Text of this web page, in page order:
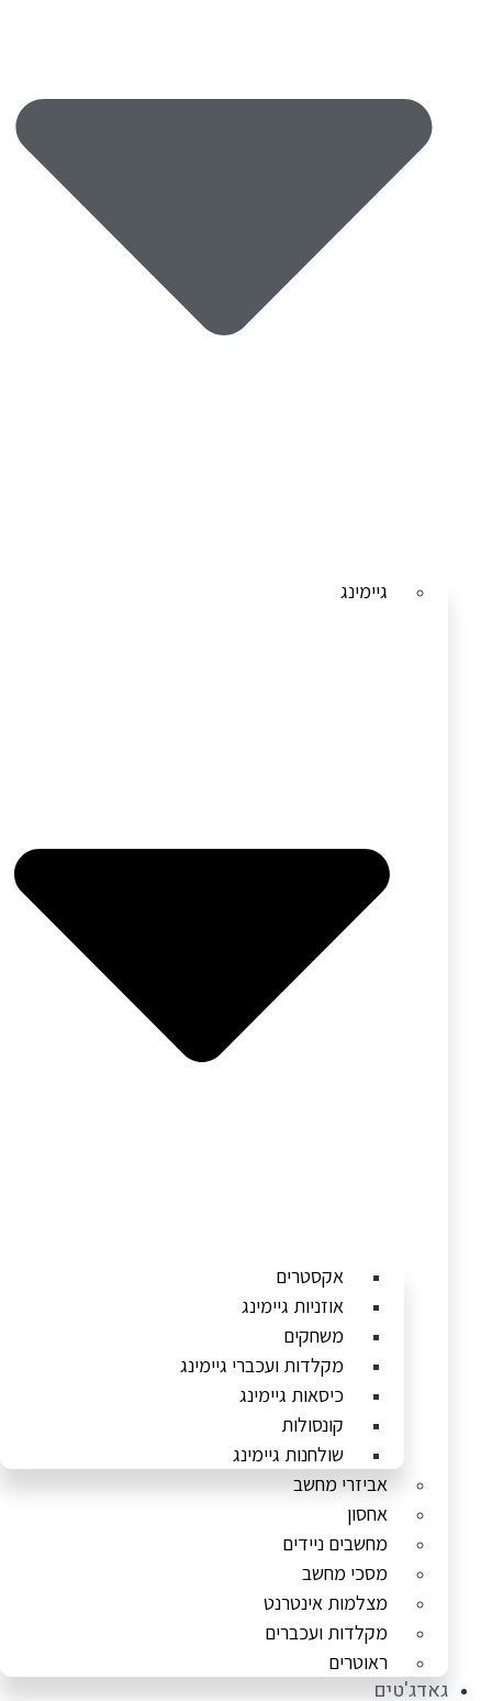
גיימינג
אקסטרים
אוזניות גיימינג
משחקים
מקלדות ועכברי גיימינג
כיסאות גיימינג
קונסולות
שולחנות גיימינג
אביזרי מחשב
אחסון
מחשבים ניידים
מסכי מחשב
מצלמות אינטרנט
מקלדות ועכברים
ראוטרים
גאדג'טים